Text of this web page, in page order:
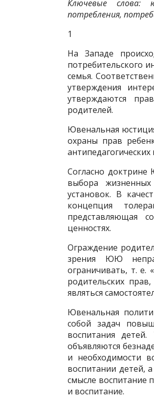
Ключевые слова:
потребления,
1
На Западе
потребительского
семья.
утверждения
утвержда­ются
родителей.
Ювенальная
охраны прав
антипедагогических
Согласно
выбора
установок. В
концепция
представляющая
ценностях.
Ограждение
зрения ЮЮ
ограничивать, т. е.
родительских
являться
Ювенальная
собой задач
воспитания
объявляются
и необходимости
воспитании детей,
смысле воспитание
и воспитание.